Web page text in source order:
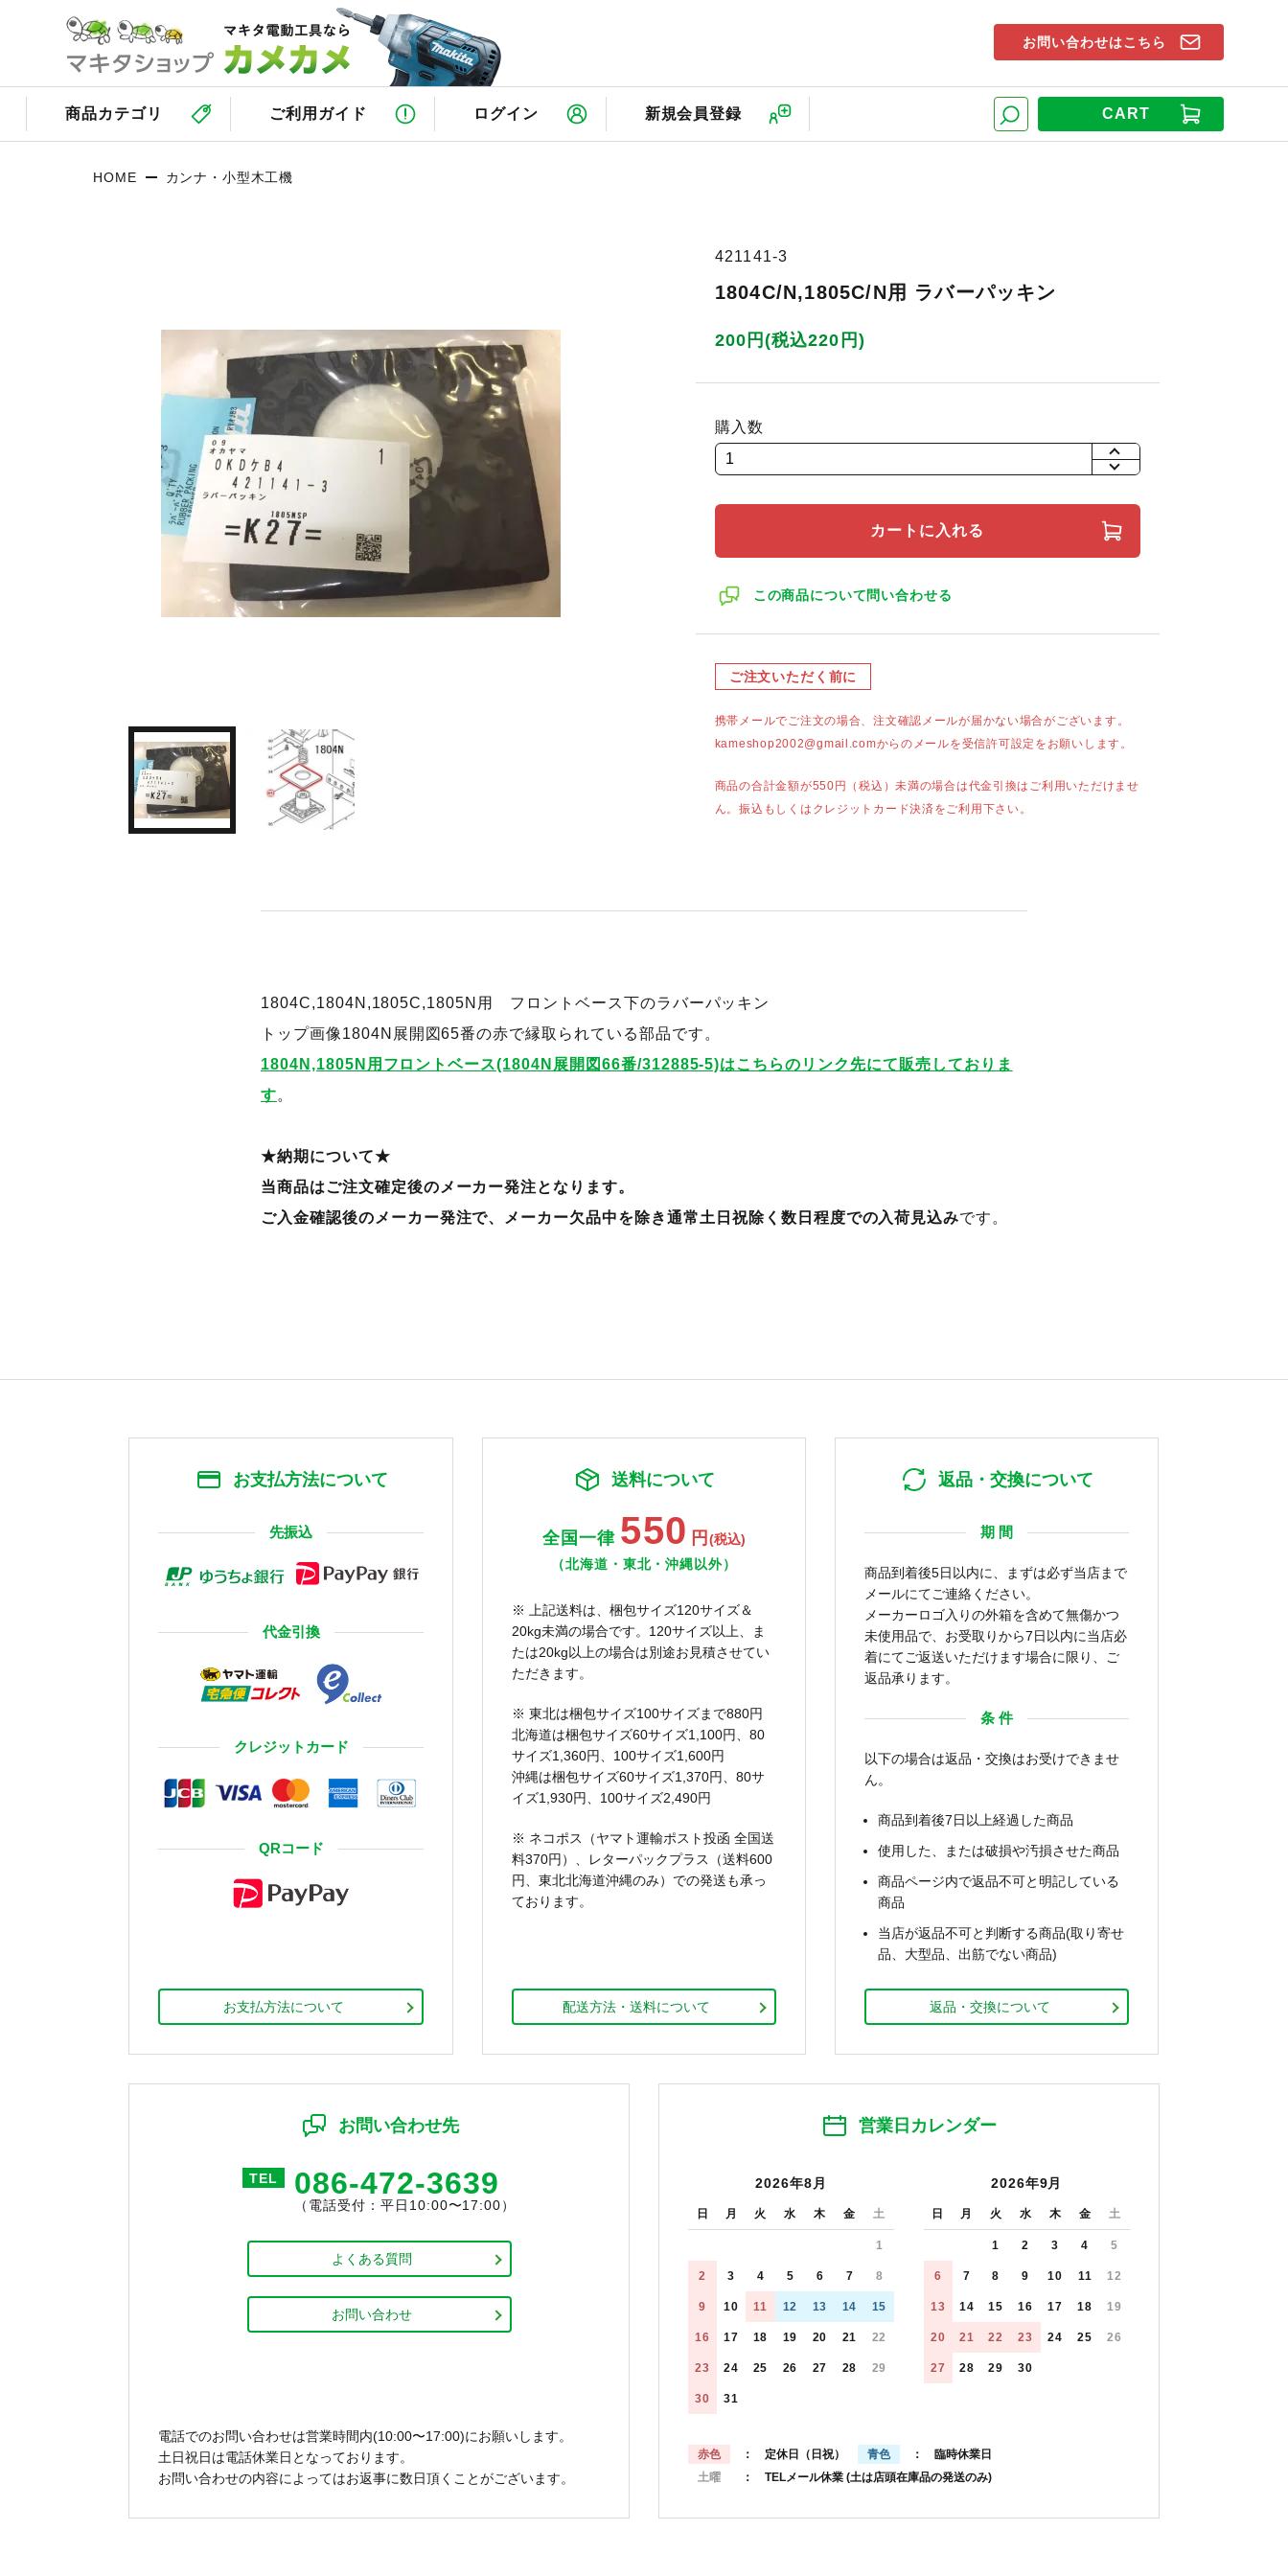
CART
商品カテゴリ ご利用ガイド ログイン 新規会員登録
お問い合わせはこちら
HOME カンナ・小型木工機
421141-3
1804C/N,1805C/N用 ラバーパッキン
200円(税込220円)
購入数
+
カートに入れる
この商品について問い合わせる
ご注文いただく前に
携帯メールでご注文の場合、注文確認メールが届かない場合がございます。
kameshop2002@gmail.comからのメールを受信許可設定をお願いします。
商品の合計金額が550円（税込）未満の場合は代金引換はご利用いただけませ
ん。振込もしくはクレジットカード決済をご利用下さい。
1804C,1804N,1805C,1805N用 フロントベース下のラバーパッキン
トップ画像1804N展開図65番の赤で縁取られている部品です。
1804N,1805N用フロントベース(1804N展開図66番/312885-5)はこちらのリンク先にて販売しておりま
す。
★納期について★
当商品はご注文確定後のメーカー発注となります。
ご入金確認後のメーカー発注で、メーカー欠品中を除き通常土日祝除く数日程度での入荷見込みです。
お支払方法について
先振込
代金引換
クレジットカード
QRコード
お支払方法について
送料について
全国一律 550 円 (税込)
（北海道・東北・沖縄以外）
※ 上記送料は、梱包サイズ120サイズ＆
20kg未満の場合です。120サイズ以上、ま
たは20kg以上の場合は別途お見積させてい
ただきます。
※ 東北は梱包サイズ100サイズまで880円
北海道は梱包サイズ60サイズ1,100円、80
サイズ1,360円、100サイズ1,600円
沖縄は梱包サイズ60サイズ1,370円、80サ
イズ1,930円、100サイズ2,490円
※ ネコポス（ヤマト運輸ポスト投函 全国送
料370円）、レターパックプラス（送料600
円、東北北海道沖縄のみ）での発送も承っ
ております。
配送方法・送料について
返品・交換について
期 間
商品到着後5日以内に、まずは必ず当店まで
メールにてご連絡ください。
メーカーロゴ入りの外箱を含めて無傷かつ
未使用品で、お受取りから7日以内に当店必
着にてご返送いただけます場合に限り、ご
返品承ります。
条 件
以下の場合は返品・交換はお受けできませ
ん。
商品到着後7日以上経過した商品
使用した、または破損や汚損させた商品
商品ページ内で返品不可と明記している
商品
当店が返品不可と判断する商品(取り寄せ
品、大型品、出筋でない商品)
返品・交換について
お問い合わせ先
TEL 086-472-3639
（電話受付：平日10:00〜17:00）
よくある質問
お問い合わせ
電話でのお問い合わせは営業時間内(10:00〜17:00)にお願いします。
土日祝日は電話休業日となっております。
お問い合わせの内容によってはお返事に数日頂くことがございます。
営業日カレンダー
2026年8月
日 月 火 水 木 金 土
1
2 3 4 5 6 7 8
9 10 11 12 13 14 15
16 17 18 19 20 21 22
23 24 25 26 27 28 29
30 31
2026年9月
日 月 火 水 木 金 土
1 2 3 4 5
6 7 8 9 10 11 12
13 14 15 16 17 18 19
20 21 22 23 24 25 26
27 28 29 30
赤色 ： 定休日（日祝） 青色
： 臨時休業日
土曜
： TELメール休業 (土は店頭在庫品の発送のみ)